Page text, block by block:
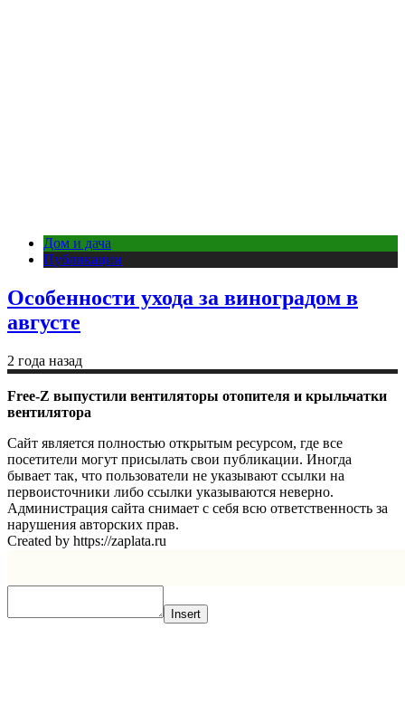
Дом и дача
Публикации
Особенности ухода за виноградом в
августе
2 года назад
Free-Z выпустили вентиляторы отопителя и крыльчатки
вентилятора
Сайт является полностью открытым ресурсом, где все
посетители могут присылать свои публикации. Иногда
бывает так, что пользователи не указывают ссылки на
первоисточники либо ссылки указываются неверно.
Администрация сайта снимает с себя всю ответственность за
нарушения авторских прав.
Created by https://zaplata.ru
Insert